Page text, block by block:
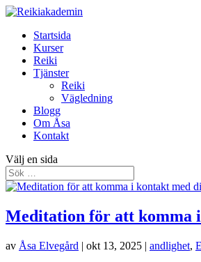
Startsida
Kurser
Reiki
Tjänster
Reiki
Vägledning
Blogg
Om Åsa
Kontakt
Välj en sida
Meditation för att komma
av Åsa Elvegård | okt 13, 2025 | andlighet,